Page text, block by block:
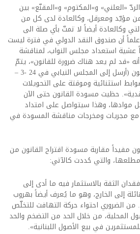
والردّ «العلني» و»المكتوم» و»المقنّع» بين
مؤيّد ومعرقل، وكالعادة لدى كل من
وكالعادة أيضاً لا تمتّ بأي صلة الى
علماً أن صندوق النقد الدولي في فترة ليست
عشية استعداد مجلس النواب، لمناقشة
«قد لم يعد هناك ضرورة للقانون»، يتمّ
تداول مسودة اقتراح قانون (أرسل إلى المجلس النيابي في 24 -3 –
استثنائية وموقتة على التحويلات
حظيت مسودة القانون حتى الآن
موادها، وهذا سيتواصل على امتداد
مع مجريات ومخرجات مناقشة المسودة في
مفيداً مقاربة مسودة اقتراح القانون من
والتي حُددت كالآتي:
الثقة بالاستثمار فيه ما أدى إلى
إلى الخارج، وهو ما يُعرف أيضاً بهروب
من الضروري احتواء حركة التهافت للتخلّص
المحلية، من خلال الحد من التضخم والحد
في بيع الأصول اللبنانية».